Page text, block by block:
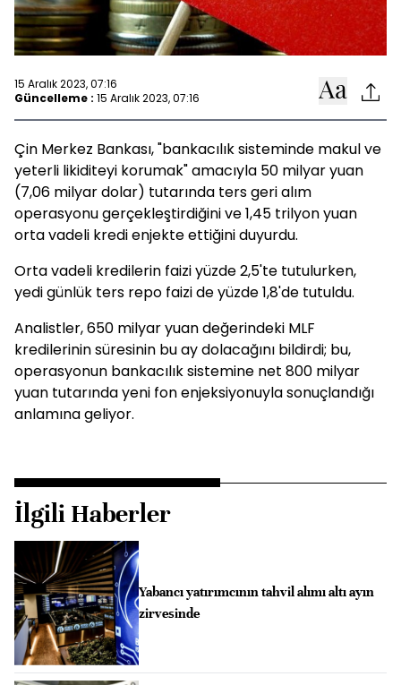
15 Aralık 2023, 07:16
Güncelleme : 15 Aralık 2023, 07:16
Çin Merkez Bankası, "bankacılık sisteminde makul ve
yeterli likiditeyi korumak" amacıyla 50 milyar yuan
(7,06 milyar dolar) tutarında ters geri alım
operasyonu gerçekleştirdiğini ve 1,45 trilyon yuan
orta vadeli kredi enjekte ettiğini duyurdu.
Orta vadeli kredilerin faizi yüzde 2,5'te tutulurken,
yedi günlük ters repo faizi de yüzde 1,8'de tutuldu.
Analistler, 650 milyar yuan değerindeki MLF
kredilerinin süresinin bu ay dolacağını bildirdi; bu,
operasyonun bankacılık sistemine net 800 milyar
yuan tutarında yeni fon enjeksiyonuyla sonuçlandığı
anlamına geliyor.
İlgili Haberler
Yabancı yatırımcının tahvil alımı altı ayın
zirvesinde